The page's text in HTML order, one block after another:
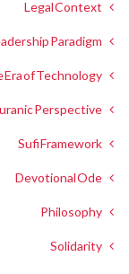
Legal Context
Paradigm
Era of Technology
Perspective
Sufi Framework
Devotional Ode
Philosophy
Solidarity